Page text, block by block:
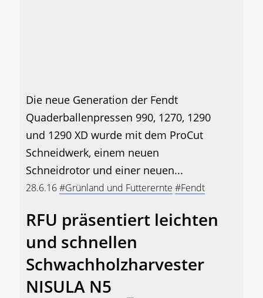
Die neue Generation der Fendt
Quaderballenpressen 990, 1270, 1290
und 1290 XD wurde mit dem ProCut
Schneidwerk, einem neuen
Schneidrotor und einer neuen...
28.6.16#Grünland und Futterernte #Fendt
RFU präsentiert leichten
und schnellen
Schwachholzharvester
NISULA N5